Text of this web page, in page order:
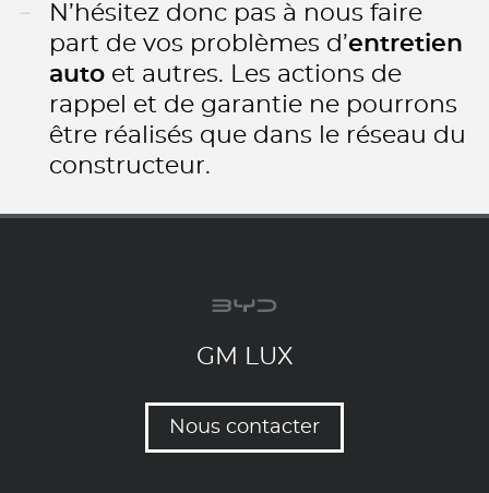
N’hésitez donc pas à nous faire
part de vos problèmes d’entretien
auto et autres. Les actions de
rappel et de garantie ne pourrons
être réalisés que dans le réseau du
constructeur.
GM LUX
Nous contacter